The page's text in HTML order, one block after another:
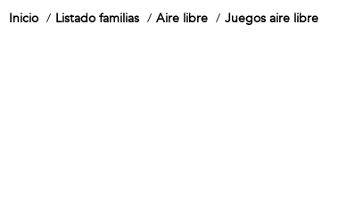
Inicio Listado familias Aire libre Juegos aire libre